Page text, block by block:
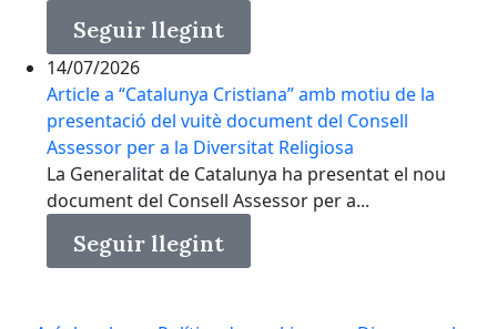
Seguir llegint
14/07/2026
Article a “Catalunya Cristiana” amb motiu de la
presentació del vuitè document del Consell
Assessor per a la Diversitat Religiosa
La Generalitat de Catalunya ha presentat el nou
document del Consell Assessor per a...
Seguir llegint